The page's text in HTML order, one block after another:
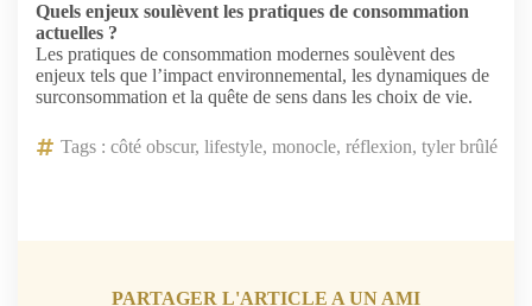
Quels enjeux soulèvent les pratiques de consommation
actuelles ?
Les pratiques de consommation modernes soulèvent des
enjeux tels que l’impact environnemental, les dynamiques de
surconsommation et la quête de sens dans les choix de vie.
Tags : côté obscur, lifestyle, monocle, réflexion, tyler brûlé
PARTAGER L'ARTICLE A UN AMI